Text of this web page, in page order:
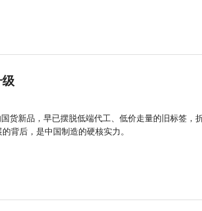
级
货新品，早已摆脱低端代工、低价走量的旧标签，
背后，是中国制造的硬核实力。